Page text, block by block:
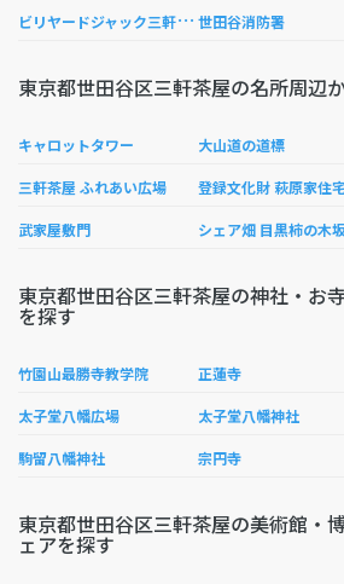
ビ
リヤードジャック三軒茶屋店 世田谷消防署
東京都世田谷区三軒茶屋の名所周辺
キャロットタワー 大山道の道標
三軒茶屋 ふれあい広場 登録文化財 萩原家住
武家屋敷門 シェア畑 目黒柿の木
東京都世田谷区三軒茶屋の神社・お
を探す
竹園山最勝寺教学院 正蓮寺
太子堂八幡広場 太子堂八幡神社
駒留八幡神社 宗円寺
東京都世田谷区三軒茶屋の美術館・
ェアを探す